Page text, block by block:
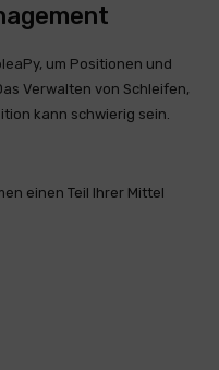
um Positionen und
Verwalten von Schleifen,
kann schwierig sein.
einen Teil Ihrer Mittel